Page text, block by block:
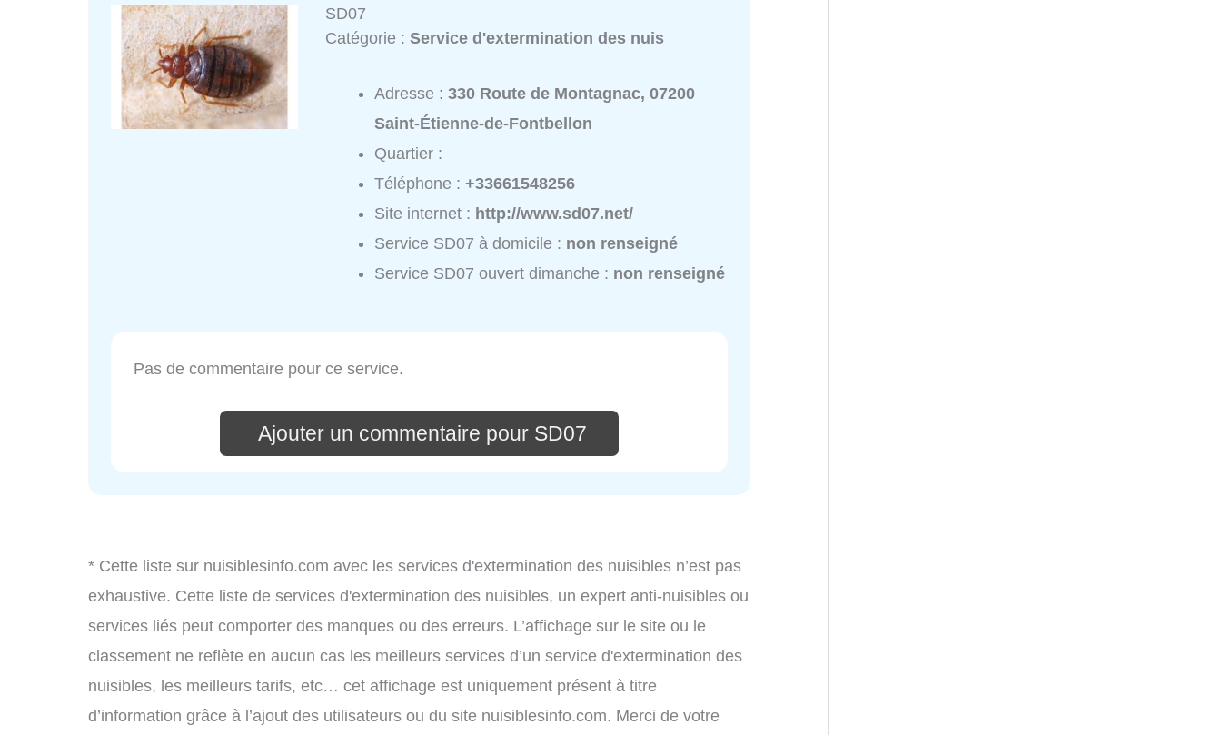
SD07
Catégorie :Service d'extermination des nuis
Adresse :330 Route de Montagnac, 07200
Saint-Étienne-de-Fontbellon
Quartier :
Téléphone :+33661548256
Site internet : http://www.sd07.net/
Service SD07 à domicile : non renseigné
Service SD07 ouvert dimanche : non renseigné
Pas de commentaire pour ce service.
Ajouter un commentaire pour SD07
* Cette liste sur nuisiblesinfo.com avec les services d'extermination des nuisibles n’est pas
exhaustive. Cette liste de services d'extermination des nuisibles, un expert anti-nuisibles ou
services liés peut comporter des manques ou des erreurs. L’affichage sur le site ou le
classement ne reflète en aucun cas les meilleurs services d’un service d'extermination des
nuisibles, les meilleurs tarifs, etc… cet affichage est uniquement présent à titre
d’information grâce à l’ajout des utilisateurs ou du site nuisiblesinfo.com. Merci de votre